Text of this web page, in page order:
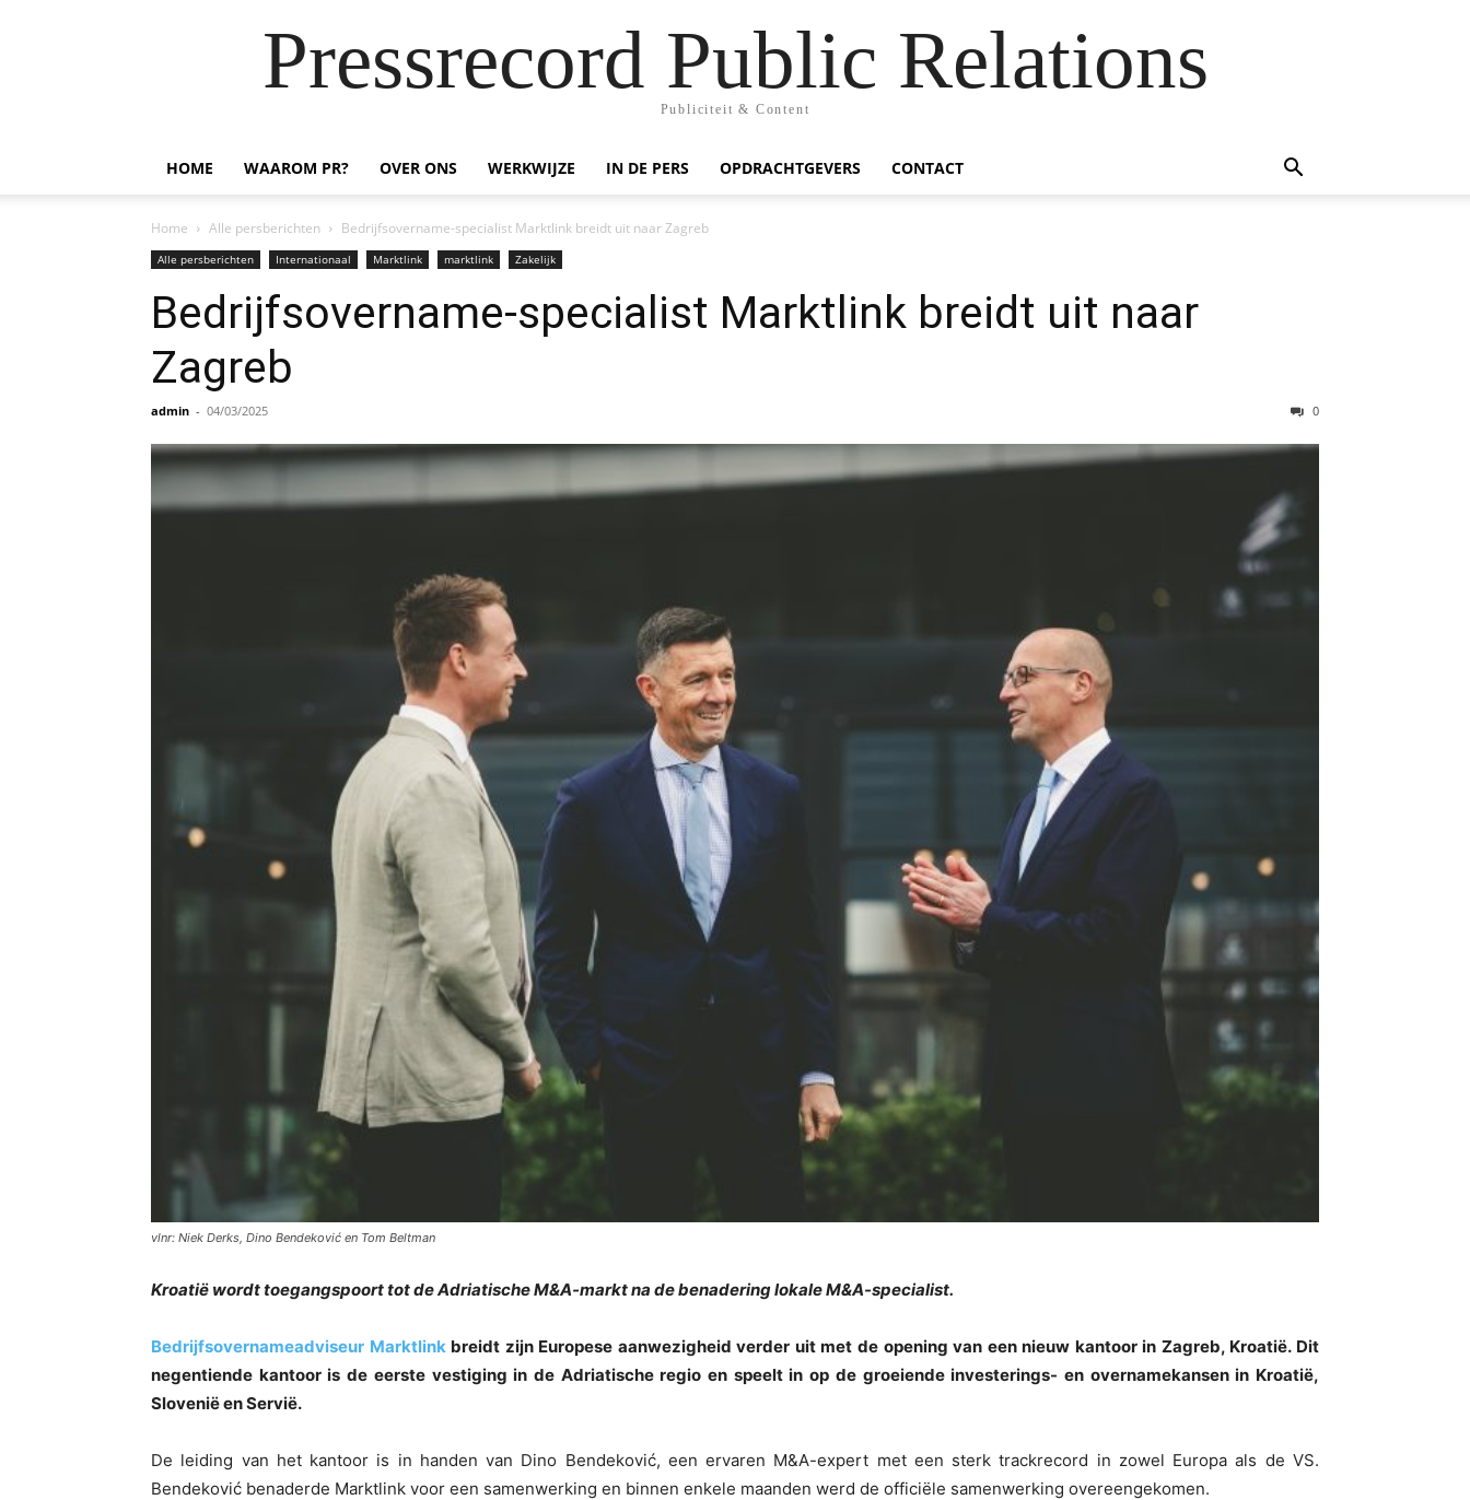
Pressrecord Public Relations
Publiciteit & Content
HOME WAAROM PR? OVER ONS WERKWIJZE IN DE PERS OPDRACHTGEVERS CONTACT
Home Alle persberichten Bedrijfsovername-specialist Marktlink breidt uit naar Zagreb
Alle persberichten Internationaal Marktlink marktlink Zakelijk
Bedrijfsovername-specialist Marktlink breidt uit naar
Zagreb
admin - 04/03/2025 0
vlnr: Niek Derks, Dino Bendeković en Tom Beltman
Kroatië wordt toegangspoort tot de Adriatische M&A-markt na de benadering lokale M&A-specialist.
Bedrijfsovernameadviseur Marktlinkbreidt zijn Europese aanwezigheid verder uit met de opening van een nieuw kantoor in Zagreb, Kroatië. Dit
negentiende kantoor is de eerste vestiging in de Adriatische regio en speelt in op de groeiende investerings- en overnamekansen in Kroatië,
Slovenië en Servië.
De leiding van het kantoor is in handen van Dino Bendeković, een ervaren M&A-expert met een sterk trackrecord in zowel Europa als de VS.
Bendeković benaderde Marktlink voor een samenwerking en binnen enkele maanden werd de officiële samenwerking overeengekomen.